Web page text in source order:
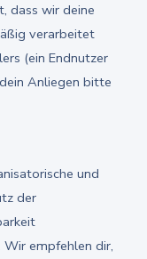
dass wir deine
verarbeitet
(ein Endnutzer
Anliegen bitte
und
der
Wir empfehlen dir,